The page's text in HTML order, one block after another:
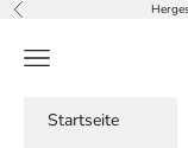
Zum Inhalt springen
Zurück
Menü
Startseite